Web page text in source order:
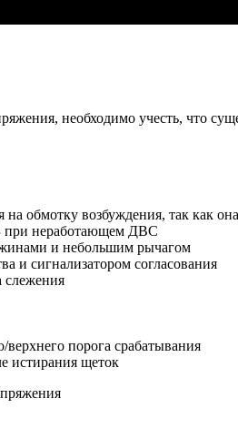
необходимо учесть, что
обмотку возбуждения, так как
при неработающем ДВС
и небольшим рычагом
и сигнализатором согласования
слежения
порога срабатывания
истирания щеток